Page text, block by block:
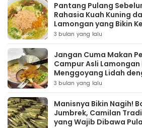
Pantang Pulang
Rahasia Kuah Kuning
Lamongan yang Bikin
3 bulan yang lalu
Jangan Cuma Makan
Campur Asli Lamongan
Menggoyang Lidah
3 bulan yang lalu
Manisnya Bikin Nagih!
Jumbrek, Camilan
yang Wajib Dibawa